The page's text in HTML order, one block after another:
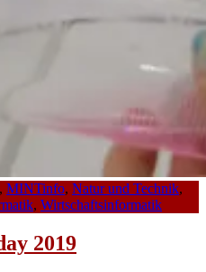
, MINTinfo, Natur und Technik,
, Wirtschaftsinformatik
2019